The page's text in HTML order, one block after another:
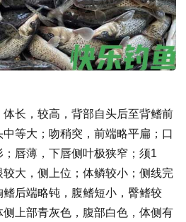
长，较高，背部自头后至背鳍前
等大；吻稍突，前端略平扁；口
唇薄，下唇侧叶极狭窄；须1
大，侧上位；体鳞较小；侧线完
后端略钝，腹鳍短小，臀鳍较
上部青灰色，腹部白色，体侧有